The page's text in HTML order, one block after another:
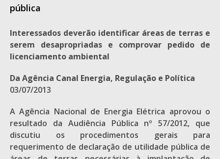
pública
Interessados deverão identificar áreas de terras e
serem desapropriadas e comprovar pedido de
licenciamento ambiental
Da Agência Canal Energia, Regulação e Política
03/07/2013
A Agência Nacional de Energia Elétrica aprovou o
resultado da Audiência Pública nº 57/2012, que
discutiu os procedimentos gerais para
requerimento de declaração de utilidade pública de